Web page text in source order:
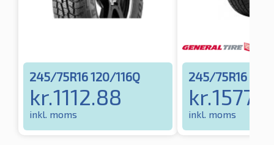
245/75R16 120/116Q
kr.1112.88
inkl. moms
245/75R16 111S
kr.
inkl. moms